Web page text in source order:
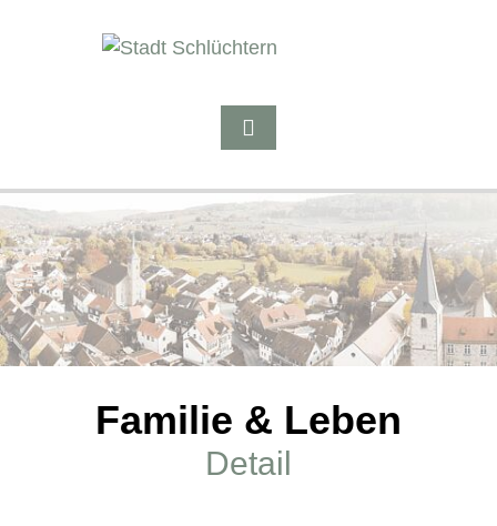
Familie & Leben
Detail